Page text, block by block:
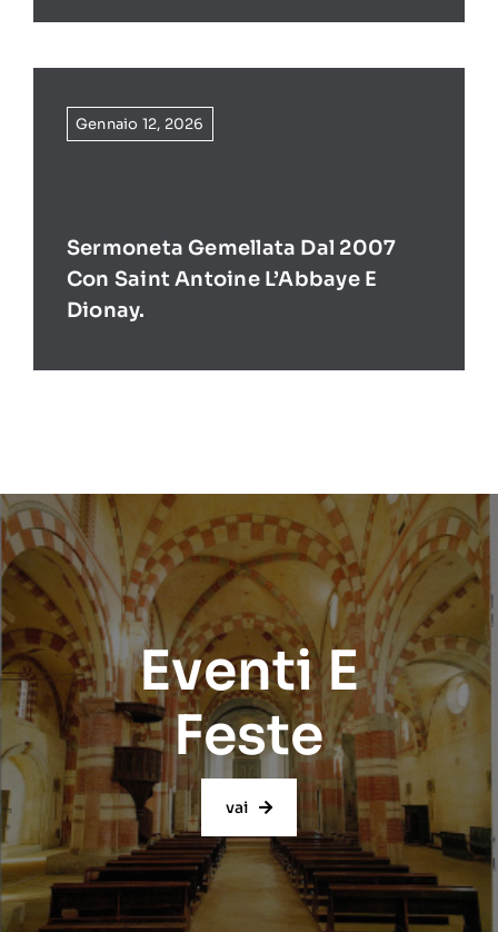
Gennaio 12, 2026
Sermoneta Gemellata Dal 2007
Con Saint Antoine L’Abbaye E
Dionay.
Eventi E
Feste
vai